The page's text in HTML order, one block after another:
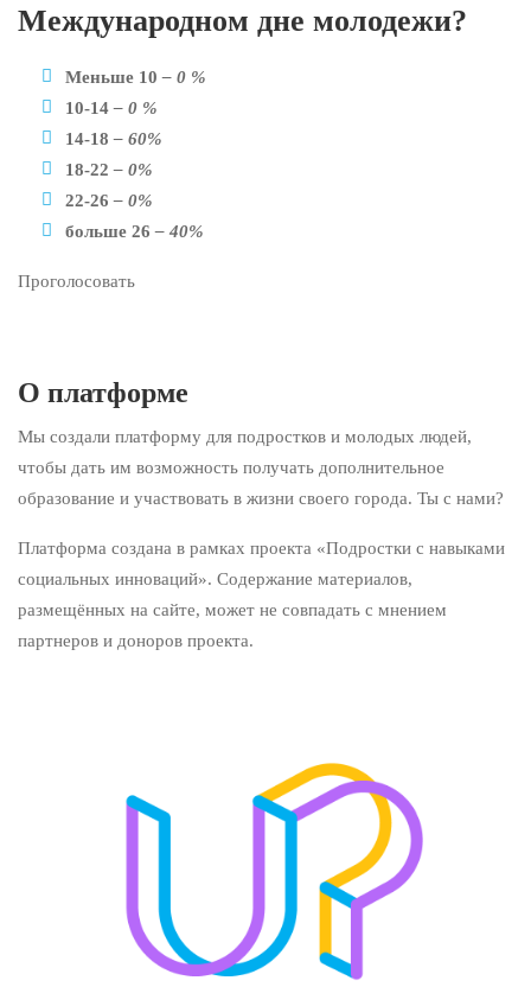
Международном дне молодежи?
Меньше 10– 0 %
10-14– 0 %
14-18– 60%
18-22– 0%
22-26– 0%
больше 26– 40%
Проголосовать
О платформе
Мы создали платформу для подростков и молодых людей,
чтобы дать им возможность получать дополнительное
образование и участвовать в жизни своего города. Ты с нами?
Платформа создана в рамках проекта «Подростки с навыками
социальных инноваций». Содержание материалов,
размещённых на сайте, может не совпадать с мнением
партнеров и доноров проекта.